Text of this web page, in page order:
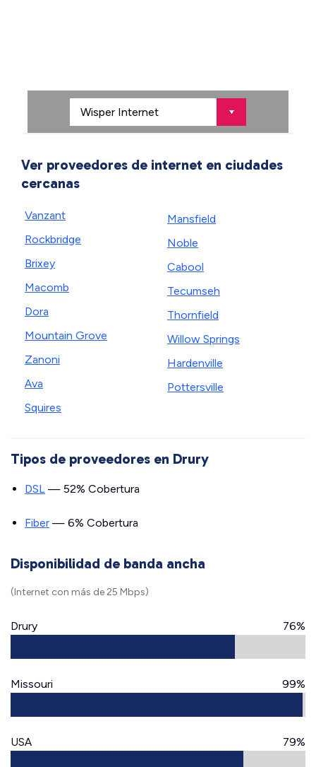
Ver proveedores de internet en ciudades
cercanas
Vanzant
Rockbridge
Brixey
Macomb
Dora
Mountain Grove
Zanoni
Ava
Squires
Mansfield
Noble
Cabool
Tecumseh
Thornfield
Willow Springs
Hardenville
Pottersville
Tipos de proveedores en Drury
DSL — 52% Cobertura
Fiber — 6% Cobertura
Disponibilidad de banda ancha
(Internet con más de 25 Mbps)
Drury 76%
Missouri 99%
USA 79%